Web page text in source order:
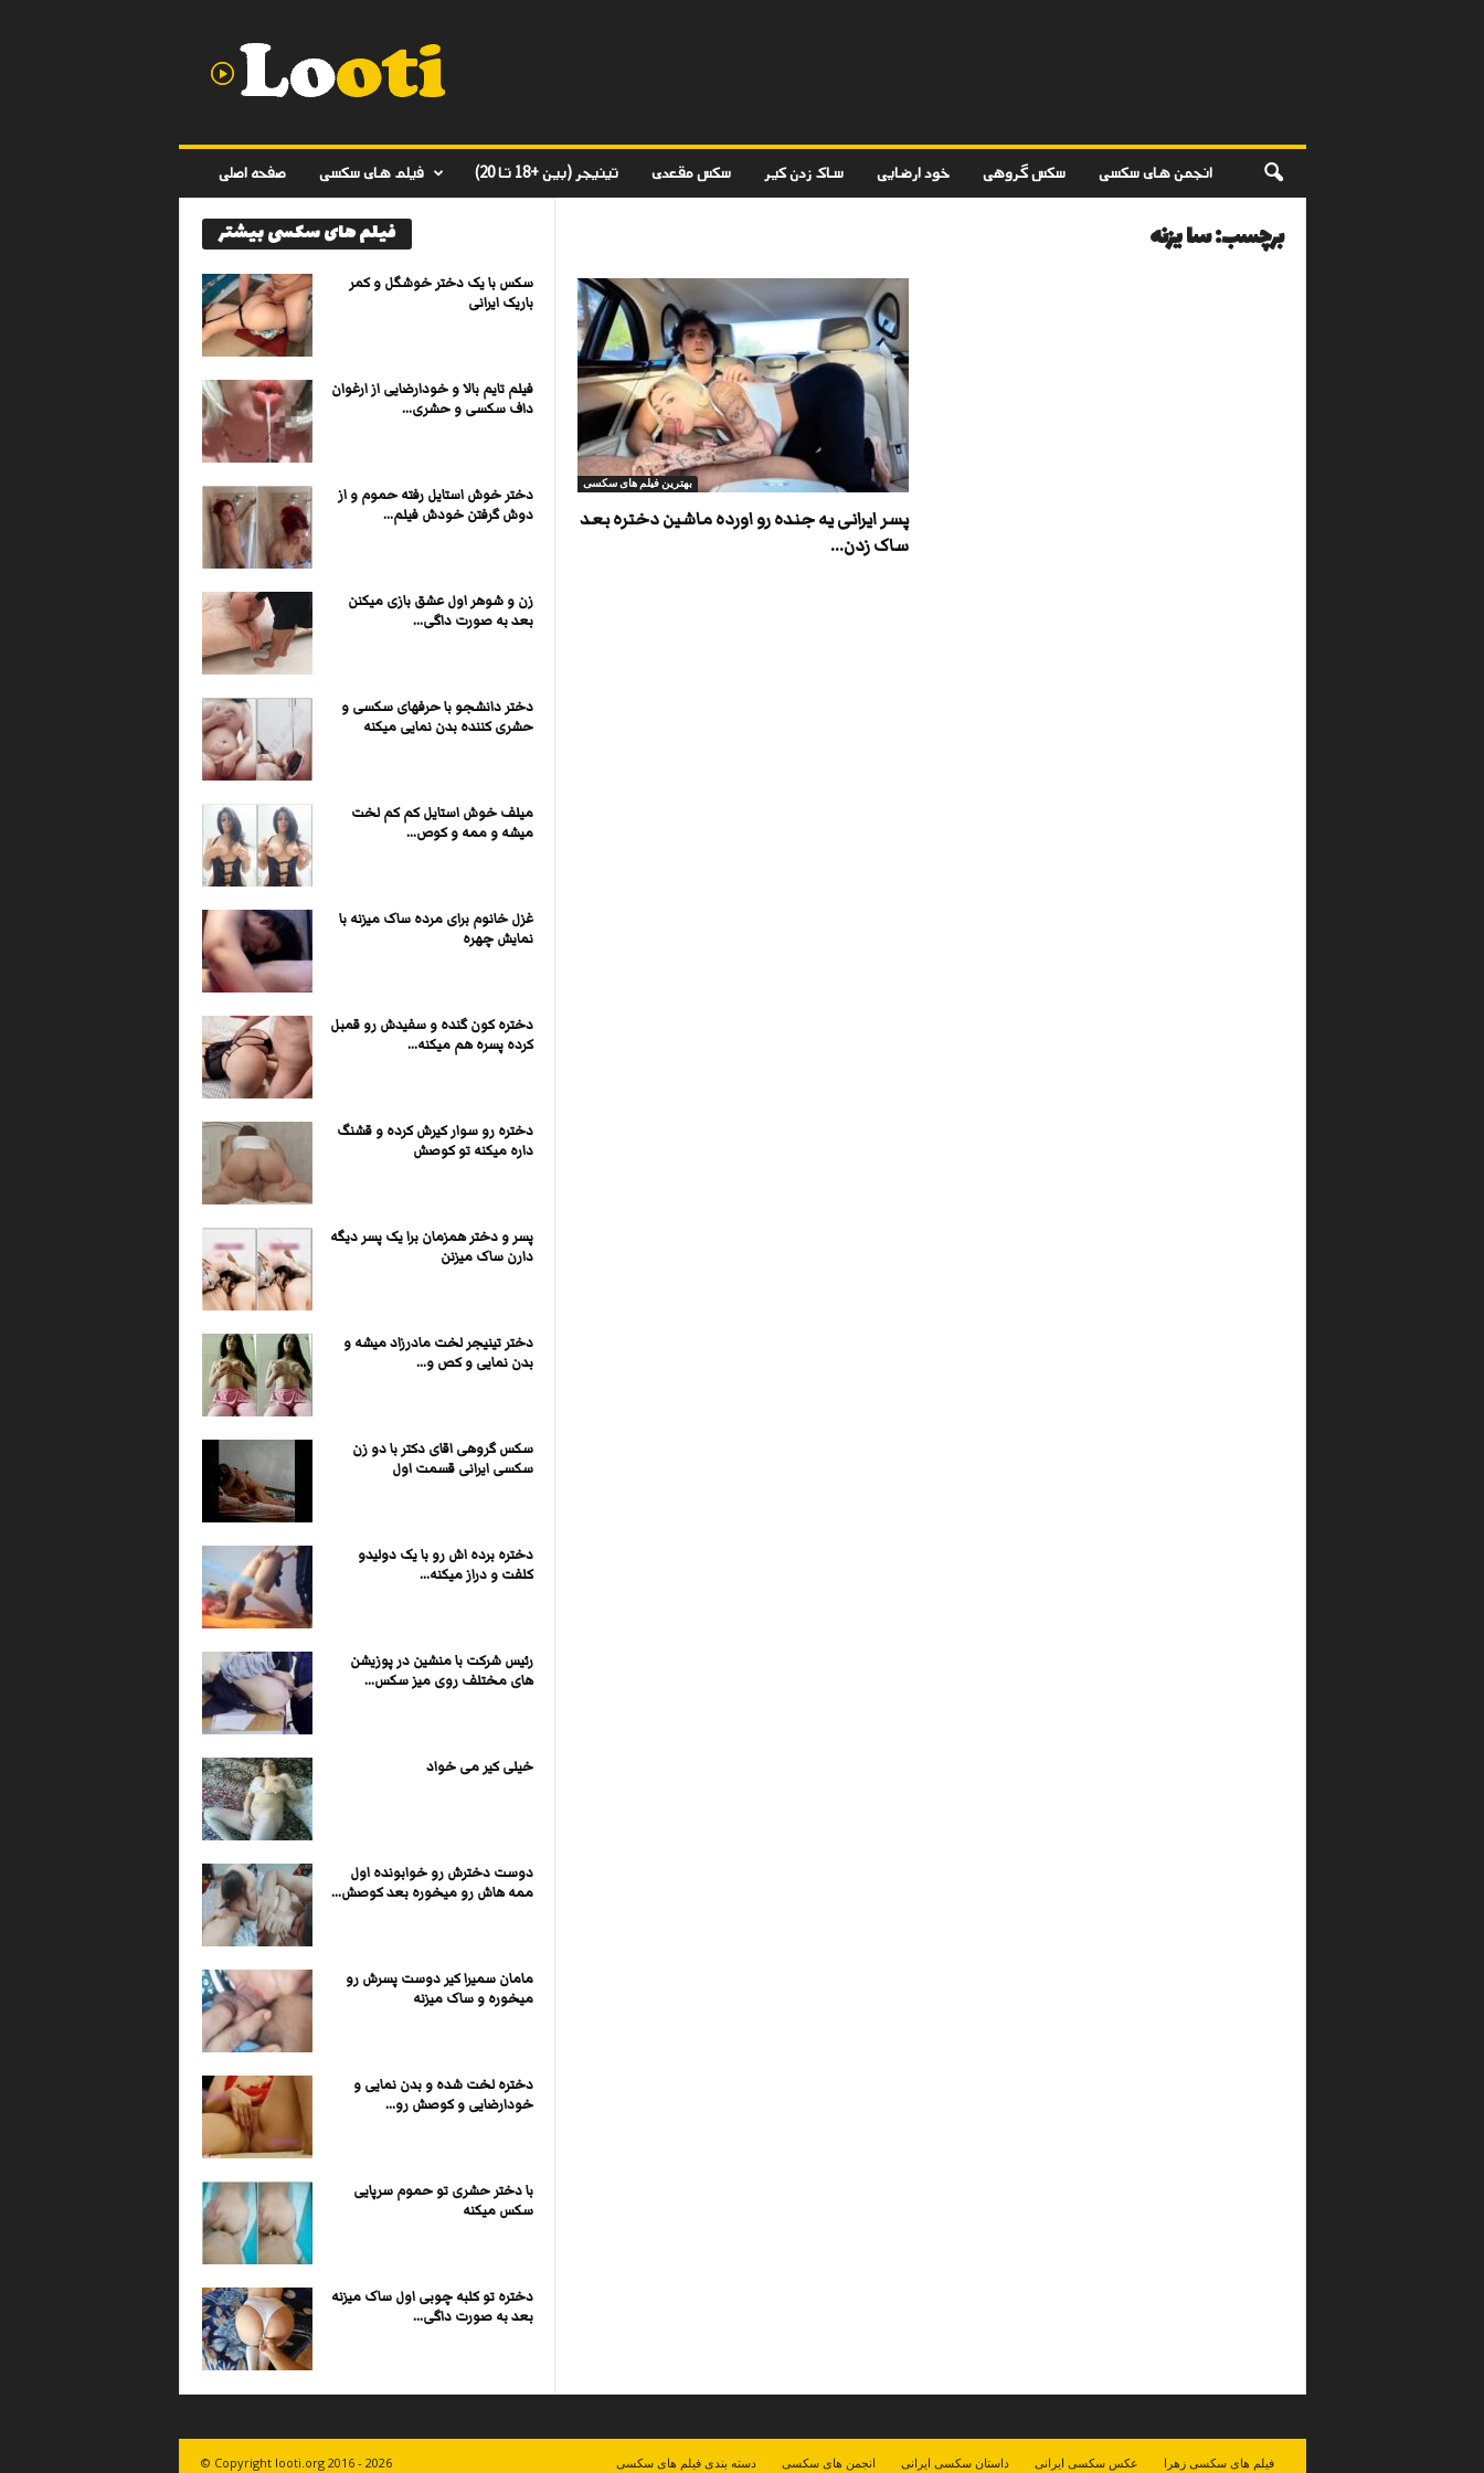
صفحه اصلی فیلم های سکسی تینیجر (بین +18 تا 20) سکس مقعدی ساک زدن کیر خود ارضایی سکس گروهی انجمن های سکسی
برچسب: سا یزنه
بهترین فیلم های سکسی
پسر ایرانی یه جنده رو اورده ماشین دختره بعد
ساک زدن...
فیلم های سکسی بیشتر
سکس با یک دختر خوشگل و کمر
باریک ایرانی
فیلم تایم بالا و خودارضایی از ارغوان
داف سکسی و حشری...
دختر خوش استایل رفته حموم و از
دوش گرفتن خودش فیلم...
زن و شوهر اول عشق بازی میکنن
بعد به صورت داگی...
دختر دانشجو با حرفهای سکسی و
حشری کننده بدن نمایی میکنه
میلف خوش استایل کم کم لخت
میشه و ممه و کوص...
غزل خانوم برای مرده ساک میزنه با
نمایش چهره
دختره کون گنده و سفیدش رو قمبل
کرده پسره هم میکنه...
دختره رو سوار کیرش کرده و قشنگ
داره میکنه تو کوصش
پسر و دختر همزمان برا یک پسر دیگه
دارن ساک میزنن
دختر تینیجر لخت مادرزاد میشه و
بدن نمایی و کص و...
سکس گروهی اقای دکتر با دو زن
سکسی ایرانی قسمت اول
دختره برده اش رو با یک دولیدو
کلفت و دراز میکنه...
رئیس شرکت با منشین در پوزیشن
های مختلف روی میز سکس...
خیلی کير می خواد
دوست دخترش رو خوابونده اول
ممه هاش رو میخوره بعد کوصش...
مامان سمیرا کیر دوست پسرش رو
میخوره و ساک میزنه
دختره لخت شده و بدن نمایی و
خودارضایی و کوصش رو...
با دختر حشری تو حموم سرپایی
سکس میکنه
دختره تو کلبه چوبی اول ساک میزنه
بعد به صورت داگی...
دسته بندی فیلم های سکسی انجمن های سکسی داستان سکسی ایرانی عکس سکسی ایرانی فیلم های سکسی زهرا © Copyright looti.org 2016 - 2026